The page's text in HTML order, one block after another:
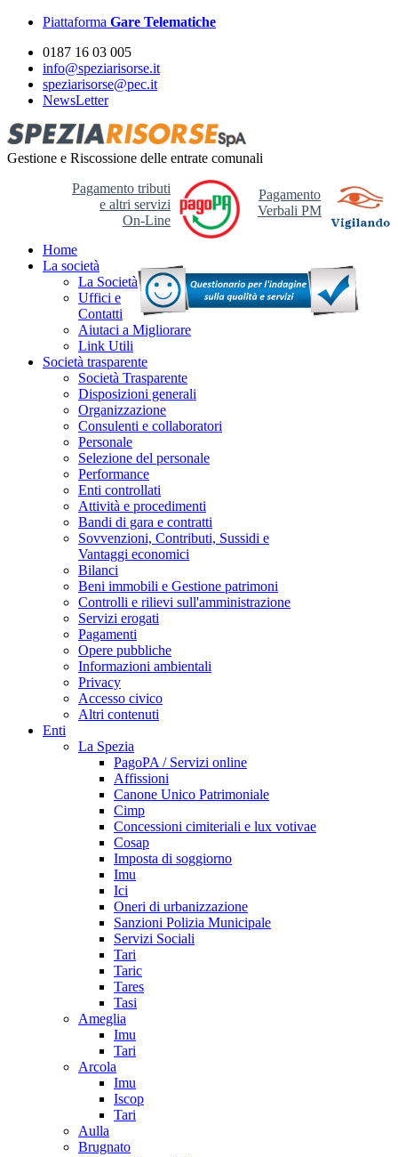
Piattaforma Gare Telematiche
0187 16 03 005
info@speziarisorse.it
speziarisorse@pec.it
NewsLetter
Gestione e Riscossione delle entrate comunali
Pagamento
Verbali PM
Pagamento tributi
e altri servizi
On-Line
Home
La società
La Società
Uffici e
Contatti
Aiutaci a Migliorare
Link Utili
Società trasparente
Società Trasparente
Disposizioni generali
Organizzazione
Consulenti e collaboratori
Personale
Selezione del personale
Performance
Enti controllati
Attività e procedimenti
Bandi di gara e contratti
Sovvenzioni, Contributi, Sussidi e
Vantaggi economici
Bilanci
Beni immobili e Gestione patrimoni
Controlli e rilievi sull'amministrazione
Servizi erogati
Pagamenti
Opere pubbliche
Informazioni ambientali
Privacy
Accesso civico
Altri contenuti
Enti
La Spezia
PagoPA / Servizi online
Affissioni
Canone Unico Patrimoniale
Cimp
Concessioni cimiteriali e lux votivae
Cosap
Imposta di soggiorno
Imu
Ici
Oneri di urbanizzazione
Sanzioni Polizia Municipale
Servizi Sociali
Tari
Taric
Tares
Tasi
Ameglia
Imu
Tari
Arcola
Imu
Iscop
Tari
Aulla
Brugnato